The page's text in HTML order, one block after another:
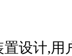
置设计,用